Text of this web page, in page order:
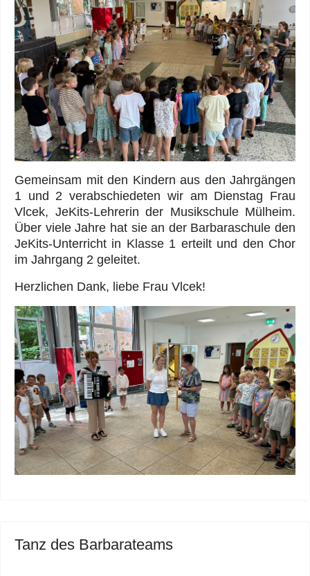
Gemeinsam mit den Kindern aus den Jahrgängen
1 und 2 verabschiedeten wir am Dienstag Frau
Vlcek, JeKits-Lehrerin der Musikschule Mülheim.
Über viele Jahre hat sie an der Barbaraschule den
JeKits-Unterricht in Klasse 1 erteilt und den Chor
im Jahrgang 2 geleitet.
Herzlichen Dank, liebe Frau Vlcek!
Tanz des Barbarateams